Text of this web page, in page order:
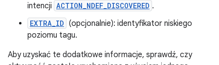
intencji ACTION_NDEF_DISCOVERED .
EXTRA_ID (opcjonalnie): identyfikator niskiego
poziomu tagu.
Aby uzyskać te dodatkowe informacje, sprawdź, czy